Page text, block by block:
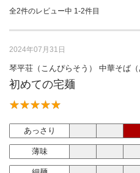
全2件のレビュー中 1-2件目
2024年07月31日
琴平荘（こんぴらそう） 中華そば
初めての宅麺
あっさり
薄味